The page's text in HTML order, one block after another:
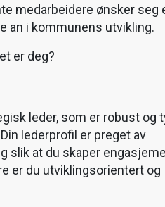
medarbeidere ønsker seg
an i kommunens utvikling.
er deg?
leder, som er robust og
lederprofil er preget av
slik at du skaper
er du utviklingsorientert og